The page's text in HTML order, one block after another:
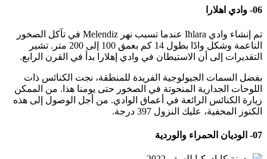
06- وادي اهلارا
تم إنشاء وادي Ihlara عندما تسبب نهر Melendiz في تآكل الصخور
الناعمة وشكل وادًا بطول 14 كم بعمق 100 إلى 200 متر. تشير
التقديرات إلى أن الاستيطان في وادي إهلارا بدأ في القرن الرابع.
بفضل السمات الجيولوجية الفريدة للمنطقة، نجت الكنائس ذات
اللوحات الجدارية المنحوتة في الصخور حتى يومنا هذا. من الممكن
زيارة الكنائس الرائعة في أعماق الوادي. من أجل الوصول إلى هذه
الكنوز المخفية، عليك النزول 397 درجة.
07- الوديان الحمراء والوردية